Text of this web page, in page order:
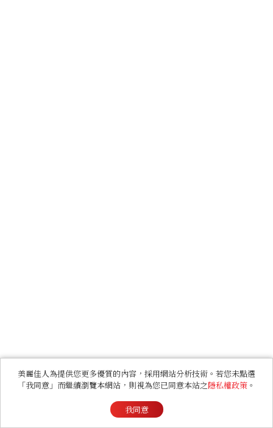
美麗佳人為提供您更多優質的內容，採用網站分析技術。若您未點選
「我同意」而繼續瀏覽本網站，則視為您已同意本站之隱私權政策 。
我同意